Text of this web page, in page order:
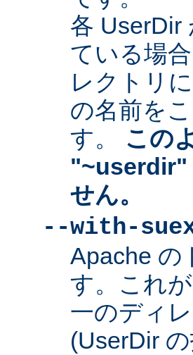
各 UserDir
ている場
レクトリ
の名前を
す。 この
"~userdir"
せん。
--with-
Apache の
す。これ
一のディ
(UserDir